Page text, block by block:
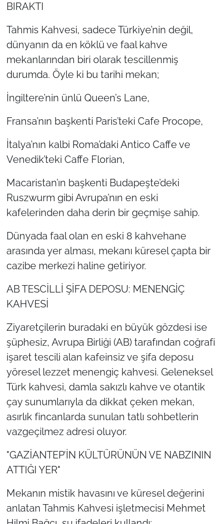
BIRAKTI
Tahmis Kahvesi, sadece Türkiye’nin değil,
dünyanın da en köklü ve faal kahve
mekanlarından biri olarak tescillenmiş
durumda. Öyle ki bu tarihi mekan;
İngiltere’nin ünlü Queen’s Lane,
Fransa’nın başkenti Paris’teki Cafe Procope,
İtalya’nın kalbi Roma’daki Antico Caffe ve
Venedik’teki Caffe Florian,
Macaristan’ın başkenti Budapeşte’deki
Ruszwurm gibi Avrupa’nın en eski
kafelerinden daha derin bir geçmişe sahip.
Dünyada faal olan en eski 8 kahvehane
arasında yer alması, mekanı küresel çapta bir
cazibe merkezi haline getiriyor.
AB TESCİLLİ ŞİFA DEPOSU: MENENGİÇ
KAHVESİ
Ziyaretçilerin buradaki en büyük gözdesi ise
şüphesiz, Avrupa Birliği (AB) tarafından coğrafi
işaret tescili alan kafeinsiz ve şifa deposu
yöresel lezzet menengiç kahvesi. Geleneksel
Türk kahvesi, damla sakızlı kahve ve otantik
çay sunumlarıyla da dikkat çeken mekan,
asırlık fincanlarda sunulan tatlı sohbetlerin
vazgeçilmez adresi oluyor.
"GAZİANTEP’İN KÜLTÜRÜNÜN VE NABZININ
ATTIĞI YER"
Mekanın mistik havasını ve küresel değerini
anlatan Tahmis Kahvesi işletmecisi Mehmet